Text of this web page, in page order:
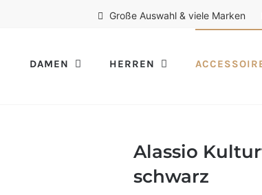
Große Auswahl & viele Marken
DAMEN HERREN
Alassio
schwarz